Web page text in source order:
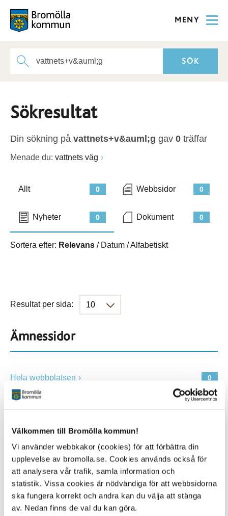
Välkommen till Bromölla kommun!
Vi använder webbkakor (cookies) för att förbättra din
upplevelse av bromolla.se. Cookies används också för
att analysera vår trafik, samla information och
statistik. Vissa cookies är nödvändiga för att webbsidorna
ska fungera korrekt och andra kan du välja att stänga
av. Nedan finns de val du kan göra.
MENY
Sökresultat
Din sökning på vattnets+v&auml;g gav 0 träffar
Menade du: vattnets väg
0
Allt 0
Webbsidor
0
Nyheter 0
Dokument
Sortera efter: Relevans / Datum /Alfabetiskt
Resultat per sida:
Ämnessidor
0
Hela webbplatsen
Alla platser